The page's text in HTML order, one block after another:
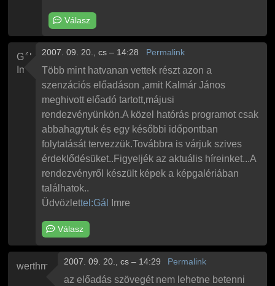
Válasz
Gál
Imre
2007. 09. 20., cs – 14:28 Permalink
Több mint hatvanan vettek részt azon a
szenzációs előadáson ,amit Kalmár János
meghivott előadó tartott,májusi
rendezvényünkön.A közel hatórás programot csak
abbahagytuk és egy későbbi időpontban
folytatását tervezzük.Továbbra is várjuk szives
érdeklődésüket..Figyeljék az aktuális híreinket...A
rendezvényről készült képek a képgalériában
találhatok..
Üdvözlettel:Gál Imre
Válasz
werthm 2007. 09. 20., cs – 14:29 Permalink
az előadás szövegét nem lehetne betenni